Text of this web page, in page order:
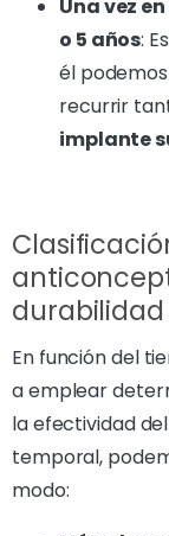
Una vez
o 5 años:
él
recurrir
implante
durabilidad
En función del
a emplear
la efectividad
temporal,
modo: